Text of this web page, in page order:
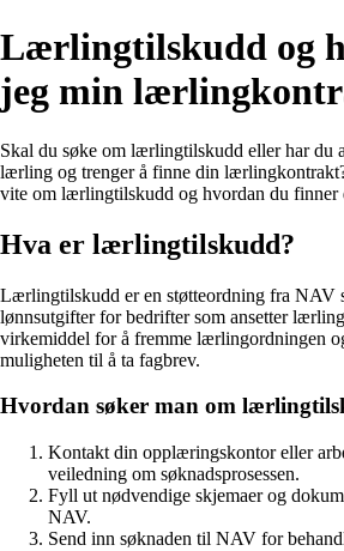
Lærlingtilskudd og
jeg min
Skal du søke om lærlingtilskudd eller har du
lærling og trenger å finne din
vite om lærlingtilskudd og hvordan du
Hva er lærlingtilskudd?
Lærlingtilskudd er en støtteordning fra NAV
lønnsutgifter for bedrifter som ansetter
virkemiddel for å fremme lærlingordningen
muligheten til å ta fagbrev.
Hvordan søker man om
Kontakt din opplæringskontor eller
veiledning om søknadsprosessen.
Fyll ut nødvendige skjemaer og
NAV.
Send inn søknaden til NAV for